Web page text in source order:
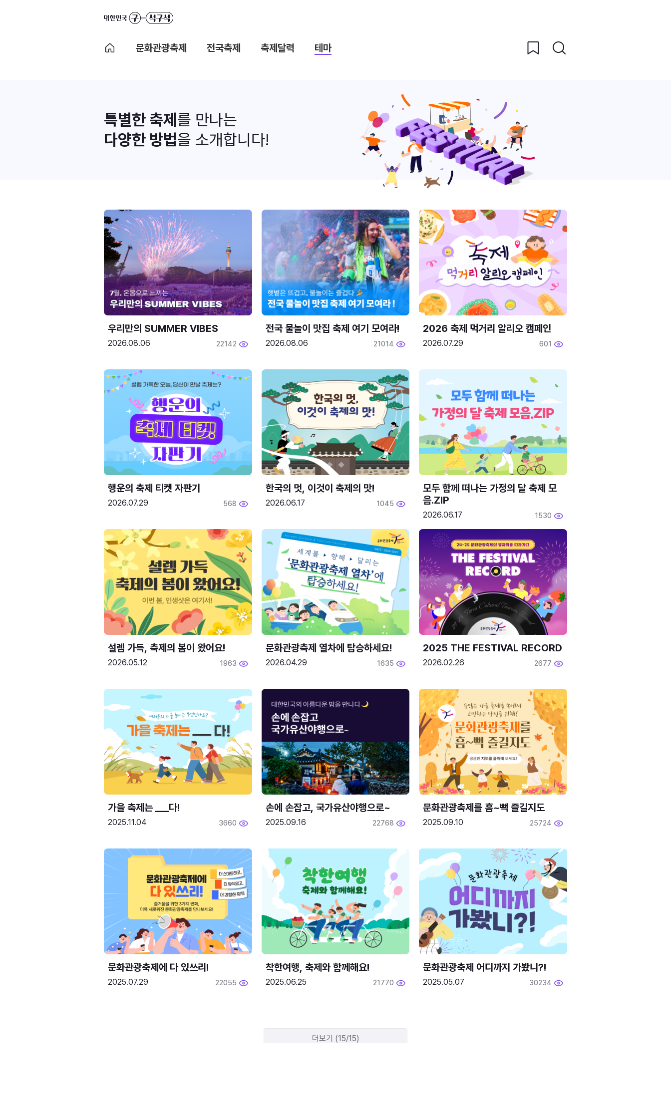
문화관광축제 전국축제 축제달력 테마
특별한 축제 를 만나는
다양한 방법을 소개합니다!
우리만의 SUMMER VIBES
2026.08.06 22142
전국 물놀이 맛집 축제 여기 모여라!
2026.08.06 21014
2026 축제 먹거리 알리오 캠페인
2026.07.29 601
행운의 축제 티켓 자판기
2026.07.29 568
한국의 멋, 이것이 축제의 맛!
2026.06.17 1045
모두 함께 떠나는 가정의 달 축제 모
음.ZIP
2026.06.17 1530
설렘 가득, 축제의 봄이 왔어요!
2026.05.12 1963
문화관광축제 열차에 탑승하세요!
2026.04.29 1635
2025 THE FESTIVAL RECORD
2026.02.26 2677
2025.11.04 3660
손에 손잡고, 국가유산야행으로~
2025.09.16 22768
문화관광축제를 흠~뻑 즐길지도
2025.09.10 25724
문화관광축제에 다 있쓰리!
2025.07.29 22055
착한여행, 축제와 함께해요!
2025.06.25 21770
문화관광축제 어디까지 가봤니?!
2025.05.07 30234
더보기 (15/15)